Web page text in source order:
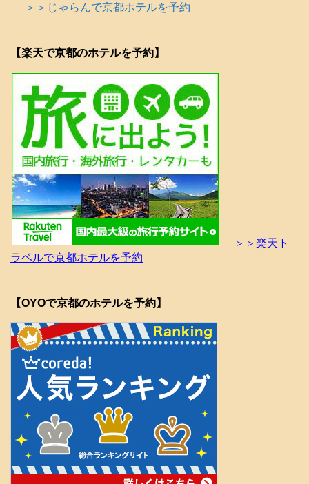
＞＞じゃらんで京都ホテルを予約
【楽天で京都のホテルを予約】
＞＞楽天ト
ラベルで京都ホテルを予約
【OYOで京都のホテルを予約】